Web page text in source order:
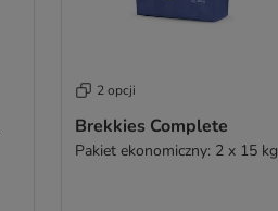
2 opcji
Brekkies Complete
Pakiet ekonomiczny: 2 x 15 kg